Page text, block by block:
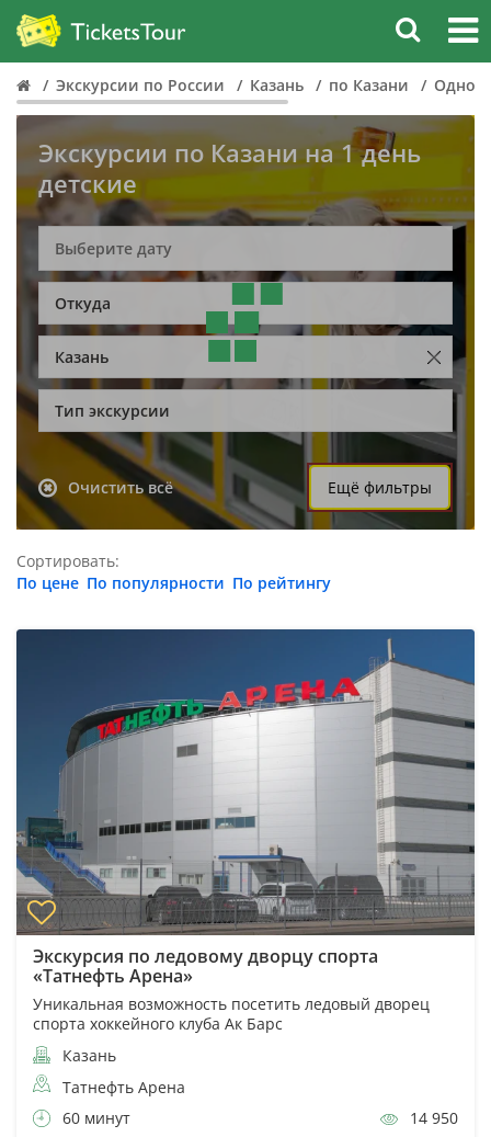
Экскурсии по России Казань по Казани
Экскурсии по Казани на 1 день
детские
Откуда
Казань
Тип экскурсии
Очистить всё Ещё фильтры
Сортировать:
По цене По популярности По рейтингу
Экскурсия по ледовому дворцу спорта
«Татнефть Арена»
Уникальная возможность посетить ледовый дворец
спорта хоккейного клуба Ак Барс
Казань
Татнефть Арена
60 минут
14 950